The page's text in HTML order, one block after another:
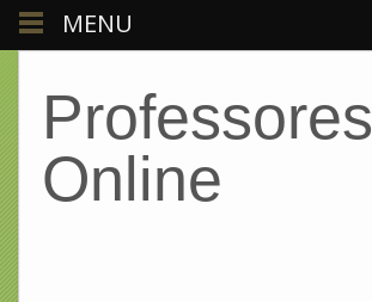
Professores
Online
MENU